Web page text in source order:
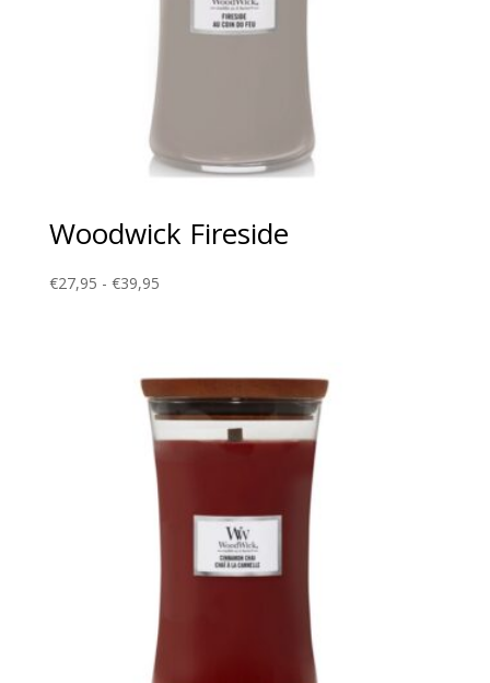
Woodwick Fireside
€27,95 - €39,95Prijsklasse: